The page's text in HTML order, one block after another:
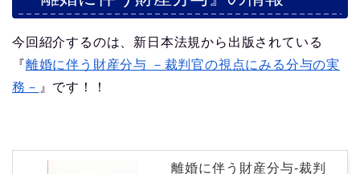
今回紹介するのは、新日本法規から出版されている
『離婚に伴う財産分与 －裁判官の視点にみる分与の実
務－ 』です！！
離婚に伴う財産分与-裁判